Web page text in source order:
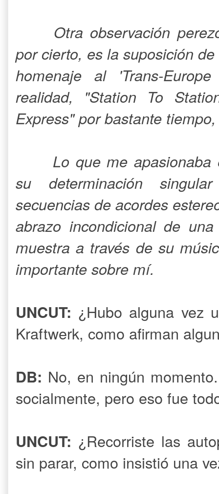
Otra observación
por cierto, es la suposición
homenaje al 'Trans-
realidad, "Station To
Express" por bastante
Lo que me
su determinación
secuencias de acordes
abrazo incondicional de
muestra a través de su
importante sobre mí.
UNCUT: ¿Hubo alguna vez
Kraftwerk, como afirman
DB: No, en ningún
socialmente, pero eso fue
UNCUT: ¿Recorriste las
sin parar, como insistió una